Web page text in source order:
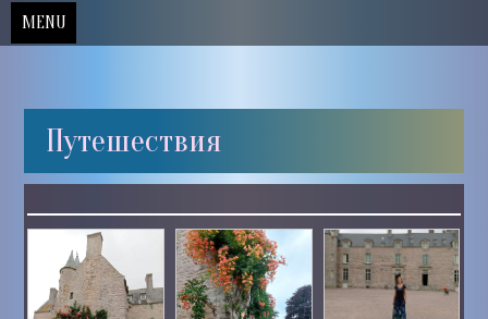
MENU
content
Путешествия